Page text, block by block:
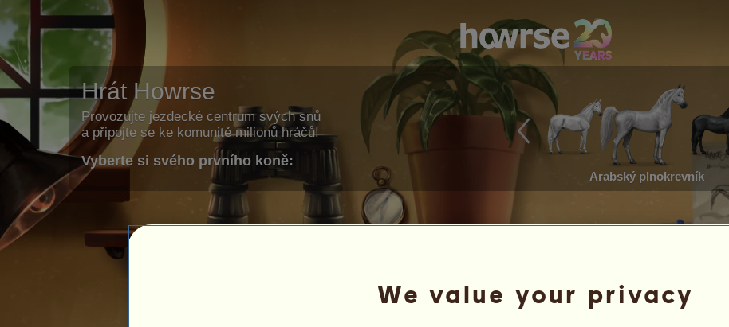
Hrát Howrse
Provozujte jezdecké centrum svých snů
a připojte se ke komunitě milionů hráčů!
Vyberte si svého prvního koně:
Arabský plnokrevník
We value your privacy